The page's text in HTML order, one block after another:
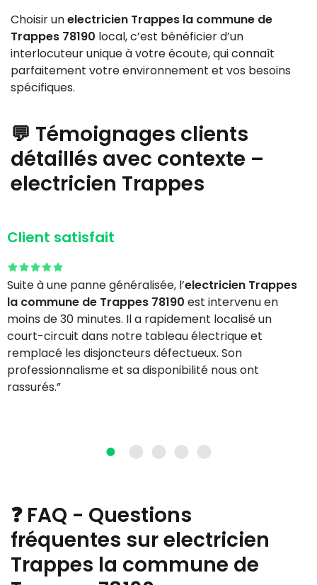
Choisir unelectricien Trappes la commune de
Trappes 78190 local, c’est bénéficier d’un
interlocuteur unique à votre écoute, qui connaît
parfaitement votre environnement et vos besoins
spécifiques.
💬 Témoignages clients
détaillés avec contexte –
electricien Trappes
Client satisfait
Suite à une panne généralisée, l’electricien Trappes
la commune de Trappes 78190 est intervenu en
moins de 30 minutes. Il a rapidement localisé un
court-circuit dans notre tableau électrique et
remplacé les disjoncteurs défectueux. Son
professionnalisme et sa disponibilité nous ont
rassurés.”
❓ FAQ - Questions
fréquentes sur electricien
Trappes la commune de